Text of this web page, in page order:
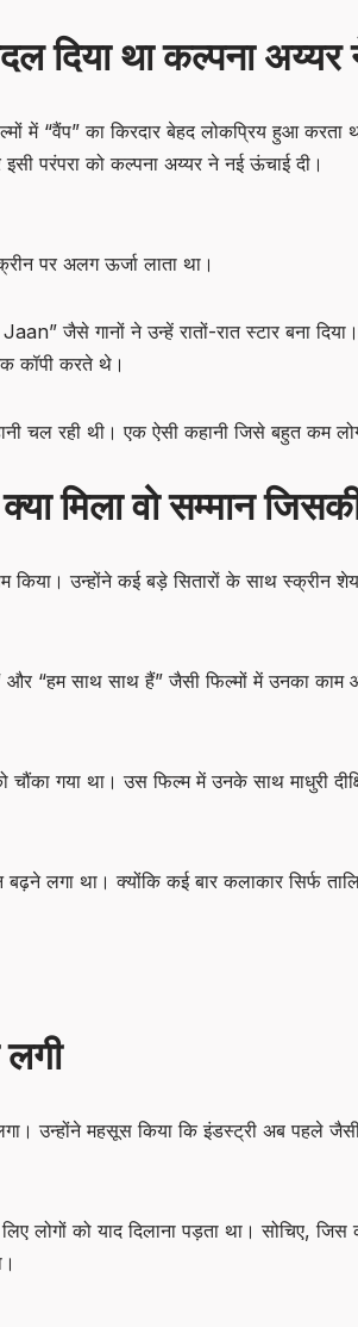
दिया था कल्पना अय्यर
में “वैंप” का किरदार बेहद लोकप्रिय हुआ
परंपरा को कल्पना अय्यर ने नई ऊंचाई दी।
पर अलग ऊर्जा लाता था।
गानों ने उन्हें रातों-रात स्टार बना दिया।
कॉपी करते थे।
चल रही थी। एक ऐसी कहानी जिसे बहुत कम
मिला वो सम्मान
किया। उन्होंने कई बड़े सितारों के साथ स्क्रीन
और “हम साथ साथ हैं” जैसी फिल्मों में उनका काम
चौंका गया था। उस फिल्म में उनके साथ माधुरी
लगा था। क्योंकि कई बार कलाकार सिर्फ
उन्होंने महसूस किया कि इंडस्ट्री अब पहले
लोगों को याद दिलाना पड़ता था। सोचिए,